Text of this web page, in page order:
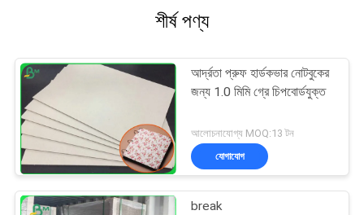
শীর্ষ পণ্য
আর্দ্রতা প্রুফ হার্ডকভার নোটবুকের
জন্য 1.0 মিমি গ্রে চিপবোর্ডযুক্ত
আলোচনাযোগ্য MOQ:13 টন
যোগাযোগ
break